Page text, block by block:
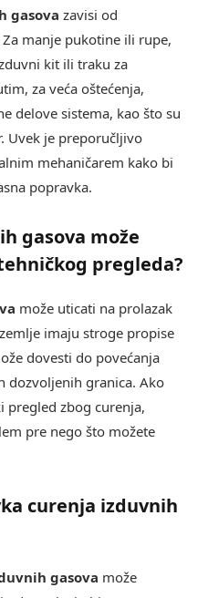
gasova zavisi od
manje pukotine ili rupe,
kit ili traku za
za veća oštećenja,
delove sistema, kao što su
Uvek je preporučljivo
mehaničarem kako bi
popravka.
gasova može
pregleda?
može uticati na prolazak
imaju stroge propise
dovesti do povećanja
dozvoljenih granica. Ako
pregled zbog curenja,
pre nego što možete
curenja izduvnih
gasova može